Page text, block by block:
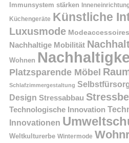
Immunsystem stärken
Küchengeräte Künstliche
Luxusmode Modeaccessoires
Nachhaltige Mobilität
Wohnen
Platzsparende Möbel
Schlafzimmergestaltung
Design Stressabbau
Technologische Innovation
Innovationen
Weltkulturerbe Wintermode